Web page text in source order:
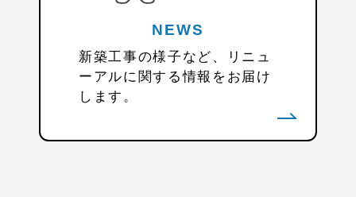
NEWS
新築工事の様子など、リニュ
ーアルに関する情報をお届け
します。